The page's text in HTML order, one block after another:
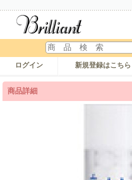
ログイン 新規登録はこちら
商品詳細